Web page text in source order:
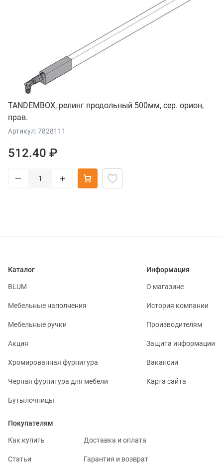
TANDEMBOX, релинг продольный 500мм, сер. орион,
прав.
Артикул: 7828111
512.40 ₽
– +
Каталог
BLUM
Мебельные наполнения
Мебельные ручки
Акция
Хромированная фурнитура
Черная фурнитура для мебели
Бутылочницы
Информация
О магазине
История компании
Производителям
Защита информации
Вакансии
Карта сайта
Покупателям
Как купить Доставка и оплата
Статьи Гарантия и возврат